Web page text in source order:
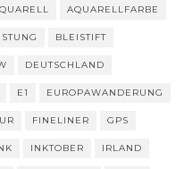
AQUARELLFARBE
BLEISTIFT
DEUTSCHLAND
E1 EUROPAWANDERUNG
FINELINER GPS
INKTOBER IRLAND